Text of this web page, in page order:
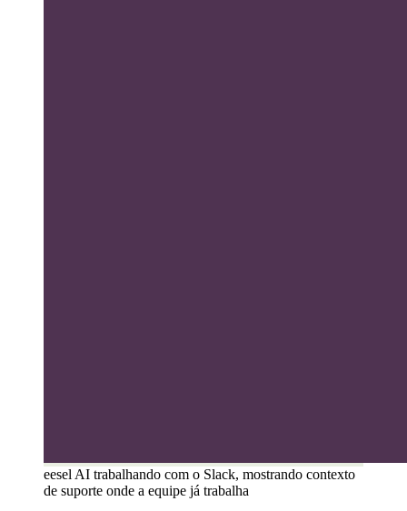
eesel AI trabalhando com o Slack, mostrando contexto
de suporte onde a equipe já trabalha